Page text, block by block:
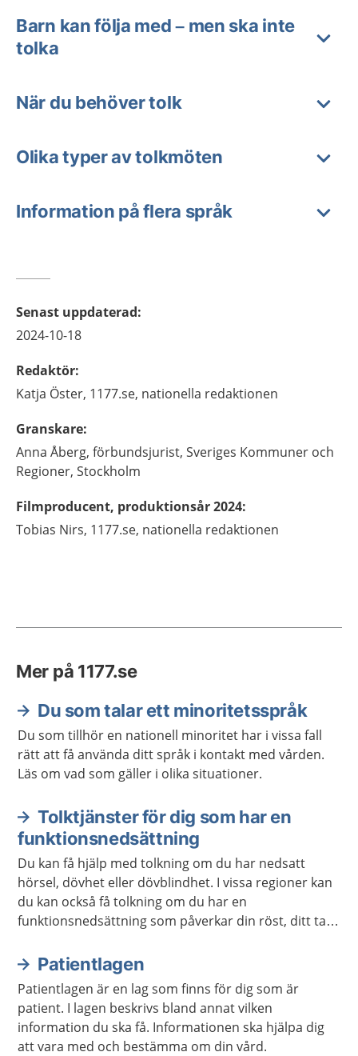
Barn kan följa med – men ska inte
tolka
När du behöver tolk
Olika typer av tolkmöten
Information på flera språk
Senast uppdaterad:
2024-10-18
Redaktör:
Katja Öster, 1177.se, nationella redaktionen
Granskare:
Anna Åberg, förbundsjurist, Sveriges Kommuner och
Regioner, Stockholm
Filmproducent, produktionsår 2024:
Tobias Nirs, 1177.se, nationella redaktionen
Mer på 1177.se
Du som talar ett minoritetsspråk
Du som tillhör en nationell minoritet har i vissa fall
rätt att få använda ditt språk i kontakt med vården.
Läs om vad som gäller i olika situationer.
Tolktjänster för dig som har en
funktionsnedsättning
Du kan få hjälp med tolkning om du har nedsatt
hörsel, dövhet eller dövblindhet. I vissa regioner kan
du kan också få tolkning om du har en
funktionsnedsättning som påverkar din röst, ditt tal
Patientlagen
Patientlagen är en lag som finns för dig som är
patient. I lagen beskrivs bland annat vilken
information du ska få. Informationen ska hjälpa dig
att vara med och bestämma om din vård.